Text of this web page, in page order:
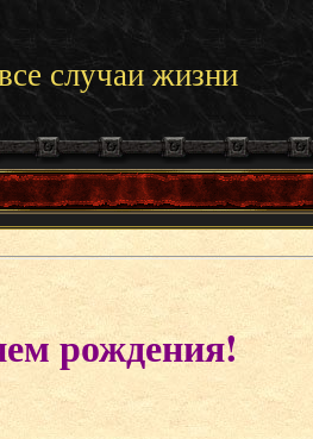
случаи жизни
рождения!